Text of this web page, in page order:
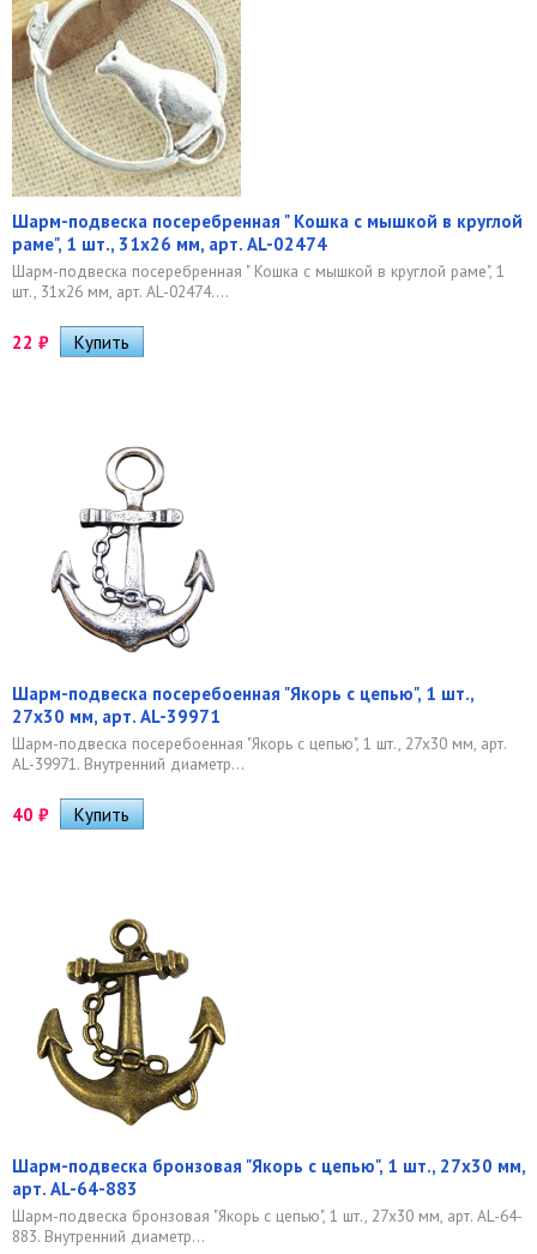
Шарм-подвеска посеребренная " Кошка с мышкой в круглой
раме", 1 шт., 31х26 мм, арт. AL-02474
Шарм-подвеска посеребренная " Кошка с мышкой в круглой раме", 1
шт., 31х26 мм, арт. AL-02474....
22 ₽
Шарм-подвеска посеребоенная "Якорь с цепью", 1 шт.,
27х30 мм, арт. AL-39971
Шарм-подвеска посеребоенная "Якорь с цепью", 1 шт., 27х30 мм, арт.
AL-39971. Внутренний диаметр...
40 ₽
Шарм-подвеска бронзовая "Якорь с цепью", 1 шт., 27х30 мм,
арт. AL-64-883
Шарм-подвеска бронзовая "Якорь с цепью", 1 шт., 27х30 мм, арт. AL-64-
883. Внутренний диаметр...